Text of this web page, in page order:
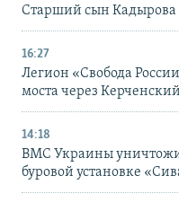
Старший сын Кадырова
16:27
Легион «Свобода
моста через
14:18
ВМС Украины
буровой установке